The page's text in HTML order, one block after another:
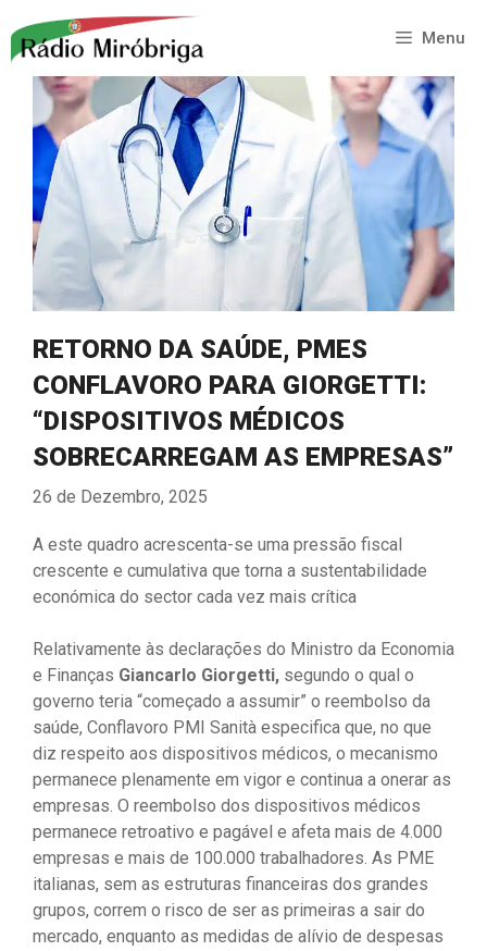
para
conteúdo
Menu
RETORNO DA SAÚDE, PMES
CONFLAVORO PARA GIORGETTI:
“DISPOSITIVOS MÉDICOS
SOBRECARREGAM AS EMPRESAS”
26 de Dezembro, 2025
A este quadro acrescenta-se uma pressão fiscal
crescente e cumulativa que torna a sustentabilidade
económica do sector cada vez mais crítica
Relativamente às declarações do Ministro da Economia
e Finanças Giancarlo Giorgetti, segundo o qual o
governo teria “começado a assumir” o reembolso da
saúde, Conflavoro PMI Sanità especifica que, no que
diz respeito aos dispositivos médicos, o mecanismo
permanece plenamente em vigor e continua a onerar as
empresas. O reembolso dos dispositivos médicos
permanece retroativo e pagável e afeta mais de 4.000
empresas e mais de 100.000 trabalhadores. As PME
italianas, sem as estruturas financeiras dos grandes
grupos, correm o risco de ser as primeiras a sair do
mercado, enquanto as medidas de alívio de despesas